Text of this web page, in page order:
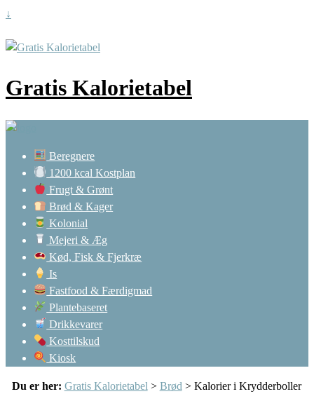
↓
Gratis Kalorietabel
Beregnere
1200 kcal Kostplan
Frugt & Grønt
Brød & Kager
Kolonial
Mejeri & Æg
Kød, Fisk & Fjerkræ
Is
Fastfood & Færdigmad
Plantebaseret
Drikkevarer
Kosttilskud
Kiosk
Du er her: Gratis Kalorietabel > Brød > Kalorier i Krydderboller